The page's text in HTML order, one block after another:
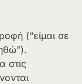
(“είμαι σε
στις